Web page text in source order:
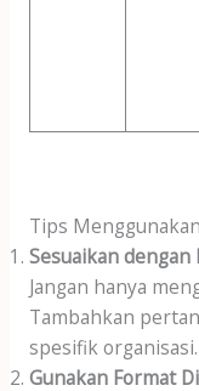
Tips
Sesuaikan dengan
Jangan hanya
Tambahkan
spesifik organisasi.
Gunakan Format